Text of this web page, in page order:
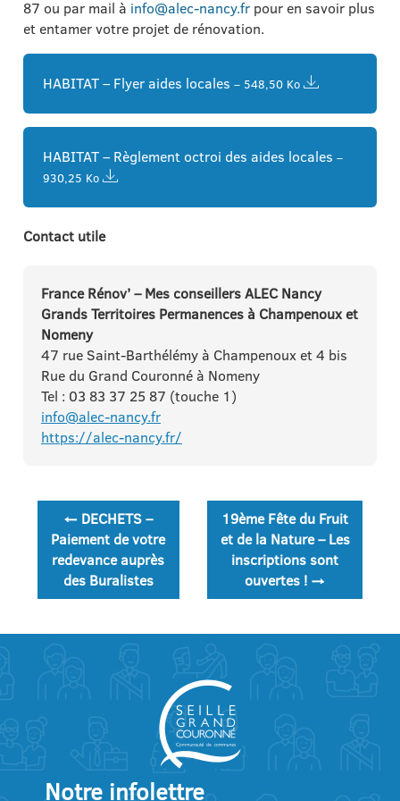
87 ou par mail à info@alec-nancy.fr pour en savoir plus
et entamer votre projet de rénovation.
HABITAT – Flyer aides locales – 548,50 Ko
HABITAT – Règlement octroi des aides locales –
930,25 Ko
Contact utile
France Rénov’ – Mes conseillers ALEC Nancy
Grands Territoires Permanences à Champenoux et
Nomeny
47 rue Saint-Barthélémy à Champenoux et 4 bis
Rue du Grand Couronné à Nomeny
Tel : 03 83 37 25 87 (touche 1)
info@alec-nancy.fr
https://alec-nancy.fr/
Navigation
l’article
← DECHETS –
Paiement de votre
redevance auprès
des Buralistes
19ème Fête du Fruit
et de la Nature – Les
inscriptions sont
ouvertes ! →
Notre infolettre